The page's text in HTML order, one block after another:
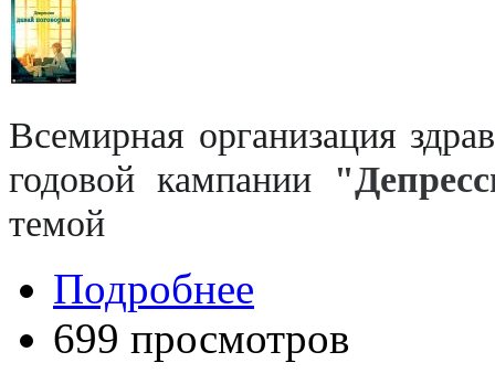
Всемирная организация
годовой кампании
темой
Подробнее
699 просмотров